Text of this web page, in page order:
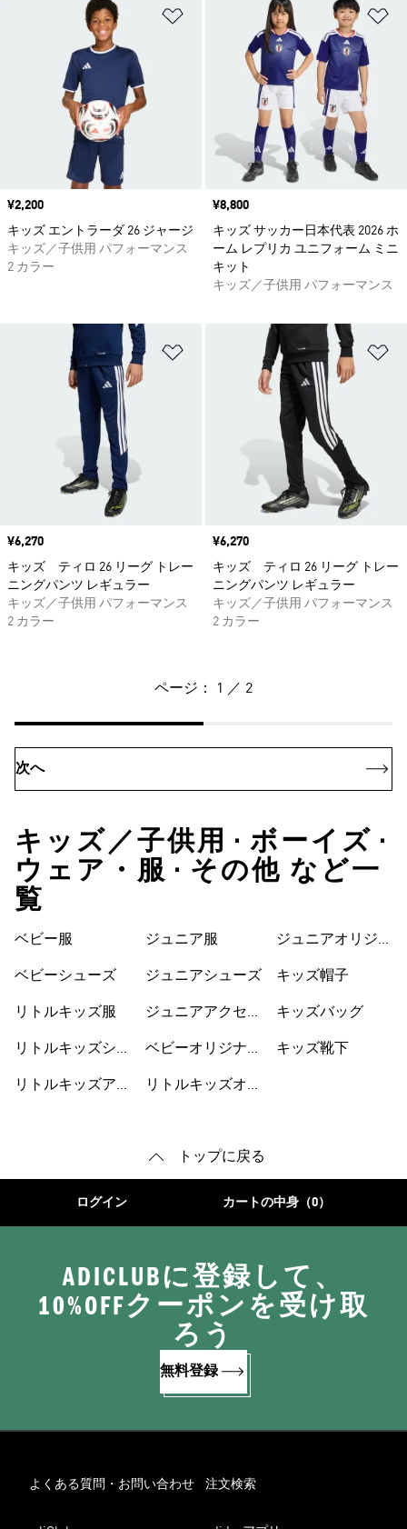
ほしいものリストに追加
価格
¥2,200
キッズ エントラーダ 26 ジャージ
キッズ／子供用 パフォーマンス
2 カラー
価格
¥8,800
キッズ サッカー日本代表 2026 ホ
ーム レプリカ ユニフォーム ミニ
キット
キッズ／子供用 パフォーマンス
ほしいものリストに追加
価格
¥6,270
キッズ ティロ 26 リーグ トレー
ニングパンツ レギュラー
キッズ／子供用 パフォーマンス
2 カラー
価格
¥6,270
キッズ ティロ 26 リーグ トレー
ニングパンツ レギュラー
キッズ／子供用 パフォーマンス
2 カラー
ページ： 1 ／ 2
次へ
キッズ／子供用 • ボーイズ •
ウェア・服 • その他 など一
覧
ベビー服
ベビーシューズ
リトルキッズ服
リトルキッズシュ
リトルキッズアク
セサリー
ジュニア服
ジュニアシューズ
ジュニアアクセサ
ベビーオリジナル
リトルキッズオリ
ジナルス
ジュニアオリジナ
キッズ帽子
キッズバッグ
キッズ靴下
トップに戻る
ログイン カートの中身（0）
ADICLUBに登録して、
10%OFFクーポンを受け取
ろう
無料登録
よくある質問・お問い合わせ 注文検索